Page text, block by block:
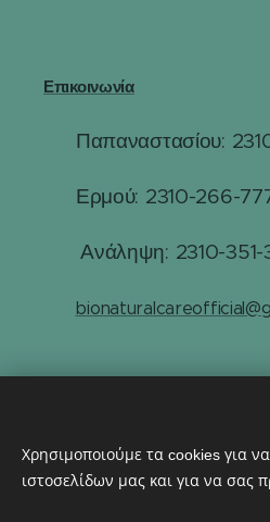
Επικοινωνία
Παπαναστασίου:
Ερμού: 2310-266-
Ανάληψη: 2310-351-
Χρησιμοποιούμε τα cookies για
ιστοσελίδων μας και για να σας